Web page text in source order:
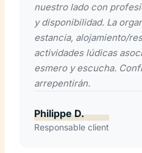
nuestro lado con
y disponibilidad. La
estancia, alojamiento/
actividades lúdicas
esmero y escucha.
arrepentirán.
Philippe D.
Responsable client